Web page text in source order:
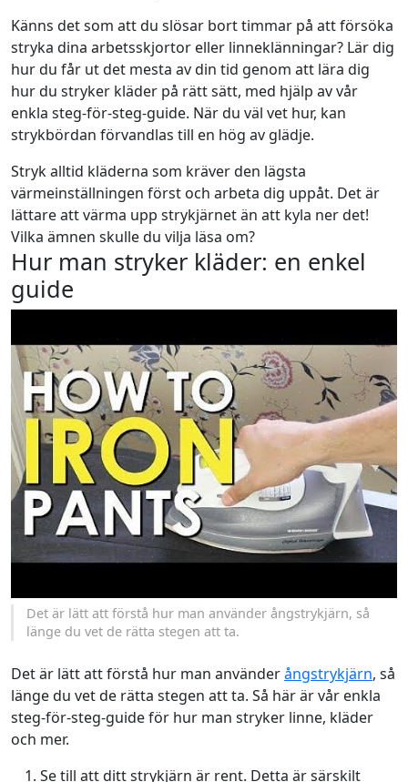
Känns det som att du slösar bort timmar på att försöka
stryka dina arbetsskjortor eller linneklänningar? Lär dig
hur du får ut det mesta av din tid genom att lära dig
hur du stryker kläder på rätt sätt, med hjälp av vår
enkla steg-för-steg-guide. När du väl vet hur, kan
strykbördan förvandlas till en hög av glädje.
Stryk alltid kläderna som kräver den lägsta
värmeinställningen först och arbeta dig uppåt. Det är
lättare att värma upp strykjärnet än att kyla ner det!
Vilka ämnen skulle du vilja läsa om?
Hur man stryker kläder: en enkel
guide
Det är lätt att förstå hur man använder ångstrykjärn, så
länge du vet de rätta stegen att ta.
Det är lätt att förstå hur man använderångstrykjärn, så
länge du vet de rätta stegen att ta. Så här är vår enkla
steg-för-steg-guide för hur man stryker linne, kläder
och mer.
Se till att ditt strykjärn är rent. Detta är särskilt